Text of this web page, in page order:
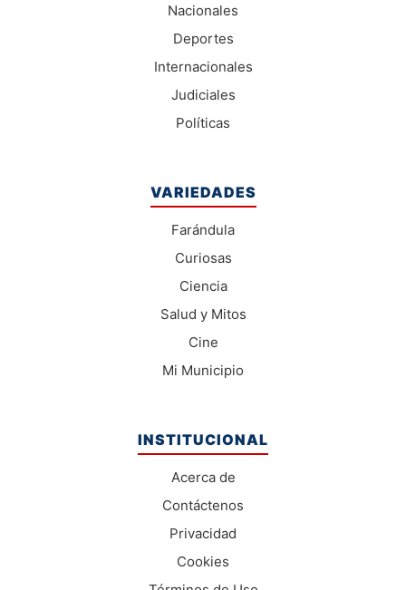
Nacionales
Deportes
Internacionales
Judiciales
Políticas
VARIEDADES
Farándula
Curiosas
Ciencia
Salud y Mitos
Cine
Mi Municipio
INSTITUCIONAL
Acerca de
Contáctenos
Privacidad
Cookies